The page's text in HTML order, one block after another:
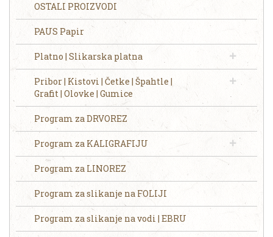
OSTALI PROIZVODI
PAUS Papir
Platno | Slikarska platna
Pribor | Kistovi | Četke | Špahtle |
Grafit | Olovke | Gumice
Program za DRVOREZ
Program za KALIGRAFIJU
Program za LINOREZ
Program za slikanje na FOLIJI
Program za slikanje na vodi | EBRU